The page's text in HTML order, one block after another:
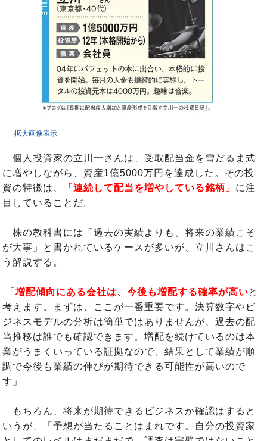
拡大画像表示
個人投資家の立川一さんは、受取配当金を雪だるま式
に増やしながら、資産1億5000万円を達成した。その投
資の特徴は、
「連続して配当を増やしている銘柄」 に注
目していることだ。
株の教科書には「過去の実績よりも、将来の業績こそ
が大事」と書かれているケースが多いが、立川さんはこ
う解説する。
「増配傾向にある会社は、今後も増配する確率が高いと
考えます。まずは、ここが一番重要です。決算数字やビ
ジネスモデルの分析は簡単ではありませんが、過去の配
当推移は誰でも確認できます。増配を続けているのは本
業がうまくいっている証拠なので、結果として業績が順
調で今後も業績の伸びが期待できる可能性が高いので
す」
もちろん、将来が期待できるビジネスか確認はすると
いうが、「予想が当たることはまれです。自分の投資家